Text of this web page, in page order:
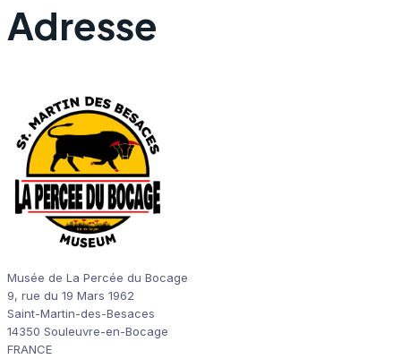
Adresse
Musée de La Percée du Bocage
9, rue du 19 Mars 1962
Saint-Martin-des-Besaces
14350 Souleuvre-en-Bocage
FRANCE